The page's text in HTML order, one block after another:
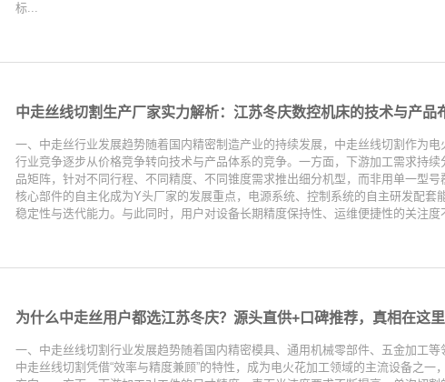
标...
中走丝线切割生产厂家实力解析：江苏冬庆数控机床的技术与产品
一、中走丝行业发展趋势随着国内精密制造产业的持续发展，中走丝线切割作为电
行业竞争逐步从价格竞争转向技术与产品体系的竞争。一方面，下游加工需求持
品矩阵，针对不同行程、不同精度、不同锥度需求推出细分机型，而非用单一型号
核心部件的自主化成为Y头厂家的发展重点，电源系统、控制系统的自主研发配套
稳定性与迭代能力。与此同时，用户对设备长期精度保持性、运维便捷性的关注
为什么中走丝用户都选江苏冬庆？源头直供+口碑推荐，真相在这里
一、中走丝线切割行业发展趋势随着国内精密模具、通用机械零部件、五金加工等
中走丝线切割凭借“效率与精度兼顾”的特性，成为电火花加工领域的主流设备之一